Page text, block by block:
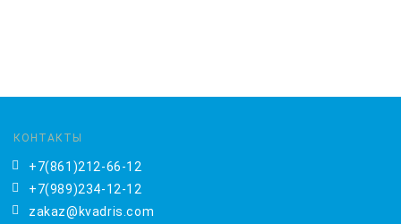
КОНТАКТЫ
+7(861)212-66-12
+7(989)234-12-12
zakaz@kvadris.com